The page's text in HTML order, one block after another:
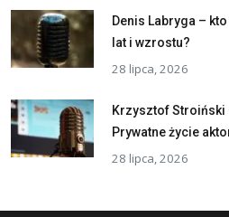
Denis Labryga –
lat i wzrostu?
28 lipca, 2026
Krzysztof Stroiński
Prywatne życie
28 lipca, 2026